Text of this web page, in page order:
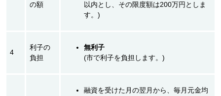
の額
以内とし、その限度額は200万円としま
す。)
4
利子の
負担
無利子
(市で利子を負担します。)
融資を受けた月の翌月から、毎月元金均